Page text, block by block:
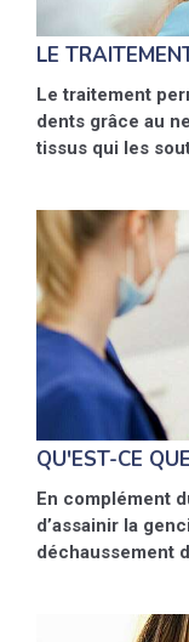
Le traitement
dents grâce au
tissus qui les
QU'EST-CE
En complément
d’assainir la
déchaussement